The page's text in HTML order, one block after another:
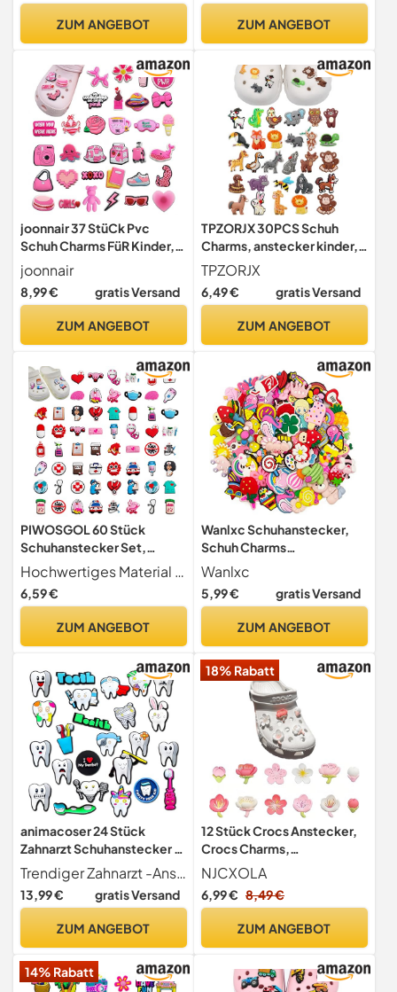
Zubehör für Mädchen
Anstecker für Clog-Dekor
Zubehör
ZUM ANGEBOT
Clogs, Blumen Deko zum
ZUM ANGEBOT
joonnair 37 StüCk Pvc
Schuh Charms FüR Kinder,
Cartoon Schuhanstecker,
Clogs Shoe Niedliche
Anime Charms, DIY SüßE
Clogs und Sneakers
joonnair
8,99 € gratis Versand
ZUM ANGEBOT
TPZORJX 30PCS Schuh
Charms, anstecker kinder,
stecker, Tier Schuhe
Ornamente DIY Schuh
Aufstecker Abnehmbare
Schuhanstecker für
TPZORJX
6,49 € gratis Versand
ZUM ANGEBOT
PIWOSGOL 60 Stück
Schuhanstecker Set,
Anstecker für Medizin,
Krankenschwester, Arzt
und Nurse Pins,
Schuhe, DIY Dekorationen
Hochwertiges Material Die schuhanstecker pins anstecker sind aus hochwertigem umweltfreundlichem PVC-Material hergestellt, wasserdicht, langlebig, sicher und ungiftig und bieten Ihnen eine dauerhafte Dekorationswirkung. Mit einem lustigen Punktdesign verleihen sie Ihrem Flip-Flop-Salon eine künstlerische Note. Langzeitnutzung möglich
6,59 €
ZUM ANGEBOT
Wanlxc Schuhanstecker,
Schuh Charms
Schuhschmuck Pin Shoe
Charms Schuh Zubehör
Weihnachtsgeschenke für
Multi B)
Wanlxc
5,99 € gratis Versand
ZUM ANGEBOT
animacoser 24 Stück
Zahnarzt Schuhanstecker ，
Zahnmedizin Anstecker
Schuhschmuck Für Schuhe
DIY， Pin Zahn Stecker
Trendiger Zahnarzt -Anstecker Dieses Schuhset ist mit einem Zahnarzt -Akupunktur-Thema verziert, das modisch und vielseitig ist, nicht durch Alter und Kleidungsszenen begrenzt ist und sich elegant kombinieren lässt. Fügen Sie Ihre alltägliche und festliche Stimmung und Spaß hinzu.
13,99 € gratis Versand
ZUM ANGEBOT
18% Rabatt
12 Stück Crocs Anstecker,
Crocs Charms,
Schuhanstecker, Schuh
Schmuck, Schuh Charms,
Sakura Zubehör, Charm für
NJCXOLA
6,99 € 8,49 €
ZUM ANGEBOT
14% Rabatt